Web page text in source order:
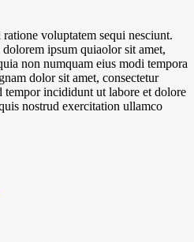
voluptatem sequi nesciunt.
ipsum quiaolor sit amet,
non numquam eius modi tempora
dolor sit amet, consectetur
tempor incididunt ut labore et dolore
nostrud exercitation ullamco